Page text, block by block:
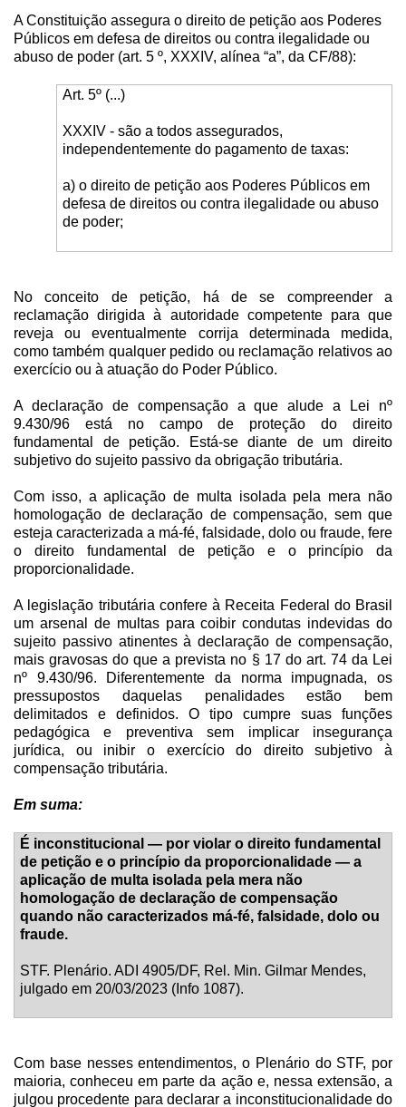
A Constituição assegura o direito de petição aos Poderes
Públicos em defesa de direitos ou contra ilegalidade ou
abuso de poder (art. 5 º, XXXIV, alínea “a”, da CF/88):
Art. 5º (...)
XXXIV - são a todos assegurados,
independentemente do pagamento de taxas:
a) o direito de petição aos Poderes Públicos em
defesa de direitos ou contra ilegalidade ou abuso
de poder;
No conceito de petição, há de se compreender a
reclamação dirigida à autoridade competente para que
reveja ou eventualmente corrija determinada medida,
como também qualquer pedido ou reclamação relativos ao
exercício ou à atuação do Poder Público.
A declaração de compensação a que alude a Lei nº
9.430/96 está no campo de proteção do direito
fundamental de petição. Está-se diante de um direito
subjetivo do sujeito passivo da obrigação tributária.
Com isso, a aplicação de multa isolada pela mera não
homologação de declaração de compensação, sem que
esteja caracterizada a má-fé, falsidade, dolo ou fraude, fere
o direito fundamental de petição e o princípio da
proporcionalidade.
A legislação tributária confere à Receita Federal do Brasil
um arsenal de multas para coibir condutas indevidas do
sujeito passivo atinentes à declaração de compensação,
mais gravosas do que a prevista no § 17 do art. 74 da Lei
nº 9.430/96. Diferentemente da norma impugnada, os
pressupostos daquelas penalidades estão bem
delimitados e definidos. O tipo cumpre suas funções
pedagógica e preventiva sem implicar insegurança
jurídica, ou inibir o exercício do direito subjetivo à
compensação tributária.
Em suma:
É inconstitucional — por violar o direito fundamental
de petição e o princípio da proporcionalidade — a
aplicação de multa isolada pela mera não
homologação de declaração de compensação
quando não caracterizados má-fé, falsidade, dolo ou
fraude.
STF. Plenário. ADI 4905/DF, Rel. Min. Gilmar Mendes,
julgado em 20/03/2023 (Info 1087).
Com base nesses entendimentos, o Plenário do STF, por
maioria, conheceu em parte da ação e, nessa extensão, a
julgou procedente para declarar a inconstitucionalidade do